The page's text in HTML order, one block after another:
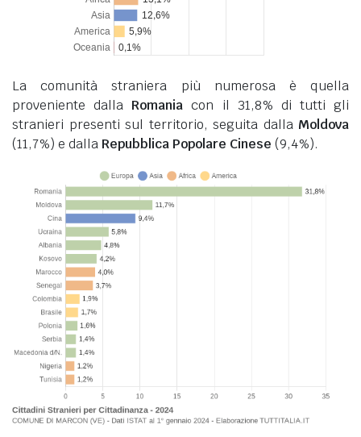
La comunità straniera più numerosa è quella
proveniente dalla Romania con il 31,8% di tutti gli
stranieri presenti sul territorio, seguita dalla Moldova
(11,7%) e dalla Repubblica Popolare Cinese (9,4%).